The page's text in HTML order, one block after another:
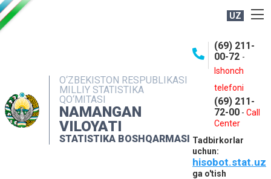
UZ
O‘ZBEKISTON RESPUBLIKASI
MILLIY STATISTIKA
QO‘MITASI
NAMANGAN
VILOYATI
STATISTIKA BOSHQARMASI
(69) 211-
00-72 -
Ishonch
telefoni
(69) 211-
72-00 - Call
Center
Tadbirkorlar
uchun:
hisobot.stat.uz
ga o'tish
NASHRLAR
INTERAKTIV XIZMATLAR
MATBUOT XIZMATI
MUROJAATLAR